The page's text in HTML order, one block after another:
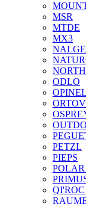
MSR
MTDE
MX3
ODLO
OPINEL
PETZL
PIEPS
QI'ROC